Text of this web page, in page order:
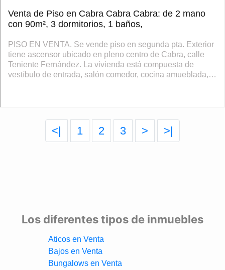
Venta de Piso en Cabra Cabra Cabra: de 2 mano
con 90m², 3 dormitorios, 1 baños,
PISO EN VENTA. Se vende piso en segunda pta. Exterior
tiene ascensor ubicado en pleno centro de Cabra, calle
Teniente Fernández. La vivienda está compuesta de
vestíbulo de entrada, salón comedor, cocina amueblada,
<| 1 2 3 > >|
Los diferentes tipos de inmuebles
Aticos en Venta
Bajos en Venta
Bungalows en Venta